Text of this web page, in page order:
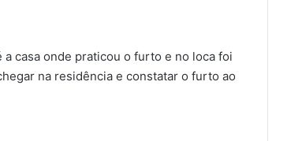
casa onde praticou o furto e no loca foi
na residência e constatar o furto ao